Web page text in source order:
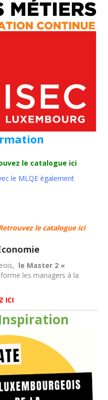
le catalogue ici
le MLQE également
le catalogue ici
le Master 2 «
forme les managers à la
ICI